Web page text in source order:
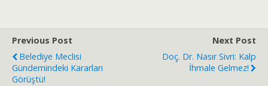
Previous Post
Belediye Meclisi
Gündemindeki Kararları
Görüştü!
Next Post
Doç. Dr. Nasır Sivri: Kalp
İhmale Gelmez!